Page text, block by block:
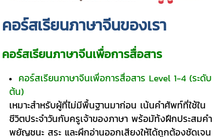
คอร์สเรียนภาษาจีนของเรา
คอร์สเรียนภาษาจีนเพื่อการสื่อสาร
คอร์สเรียนภาษาจีนเพื่อการสื่อสาร Level 1-4 (ระดับ
ต้น)
เหมาะสำหรับผู้ที่ไม่มีพื้นฐานมาก่อน เน้นคำศัพท์ที่ใช้ใน
ชีวิตประจำวันกับครูเจ้าของภาษา พร้อมัท้งฝึกประสมคำ
พยัญชนะ สระ และผึกอ่านออกเสียงให้ได้ถูกต้องชัดเจน